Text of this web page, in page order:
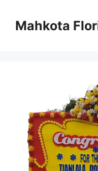
Mahkota